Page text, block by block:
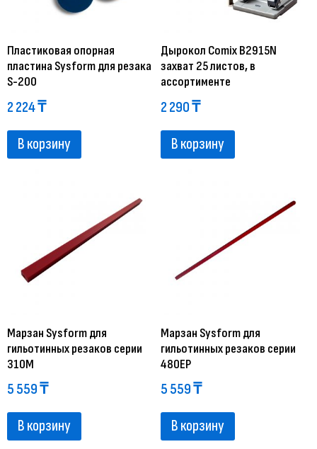
Пластиковая опорная
пластина Sysform для резака
S-200
2 224₸
В корзину
Дырокол Comix B2915N
захват 25 листов, в
ассортименте
2 290₸
В корзину
Марзан Sysform для
гильотинных резаков серии
310M
5 559₸
В корзину
Марзан Sysform для
гильотинных резаков серии
480EP
5 559₸
В корзину